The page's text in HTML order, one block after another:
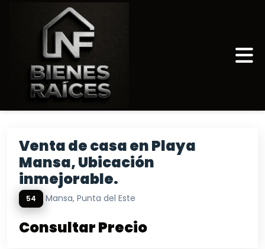
Venta de casa en Playa
Mansa, Ubicación
inmejorable.
54 Mansa, Punta del Este
Consultar Precio